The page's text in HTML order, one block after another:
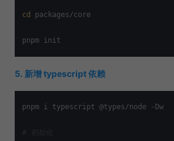
cd packages/core
5. 新增 typescript 依赖
pnpm i typescript @types/node -Dw
# 初始化